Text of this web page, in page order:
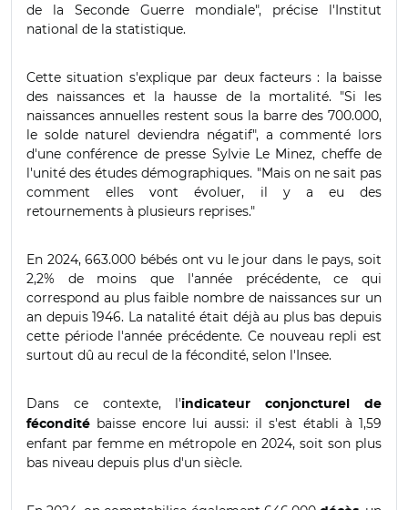
de la Seconde Guerre mondiale", précise l'Institut
national de la statistique.
Cette situation s'explique par deux facteurs : la baisse
des naissances et la hausse de la mortalité. "Si les
naissances annuelles restent sous la barre des 700.000,
le solde naturel deviendra négatif", a commenté lors
d'une conférence de presse Sylvie Le Minez, cheffe de
l'unité des études démographiques. "Mais on ne sait pas
comment elles vont évoluer, il y a eu des
retournements à plusieurs reprises."
En 2024, 663.000 bébés ont vu le jour dans le pays, soit
2,2% de moins que l'année précédente, ce qui
correspond au plus faible nombre de naissances sur un
an depuis 1946. La natalité était déjà au plus bas depuis
cette période l'année précédente. Ce nouveau repli est
surtout dû au recul de la fécondité, selon l'Insee.
Dans ce contexte, l'indicateur conjoncturel de
fécondité baisse encore lui aussi: il s'est établi à 1,59
enfant par femme en métropole en 2024, soit son plus
bas niveau depuis plus d'un siècle.